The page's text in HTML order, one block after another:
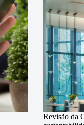
Revisão da